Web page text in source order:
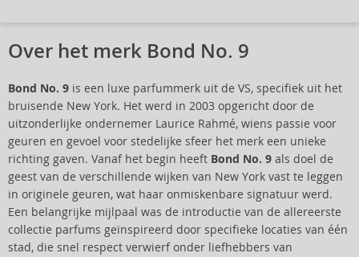
Over het merk Bond No. 9
Bond No. 9 is een luxe parfummerk uit de VS, specifiek uit het
bruisende New York. Het werd in 2003 opgericht door de
uitzonderlijke ondernemer Laurice Rahmé, wiens passie voor
geuren en gevoel voor stedelijke sfeer het merk een unieke
richting gaven. Vanaf het begin heeft Bond No. 9 als doel de
geest van de verschillende wijken van New York vast te leggen
in originele geuren, wat haar onmiskenbare signatuur werd.
Een belangrijke mijlpaal was de introductie van de allereerste
collectie parfums geïnspireerd door specifieke locaties van één
stad, die snel respect verwierf onder liefhebbers van